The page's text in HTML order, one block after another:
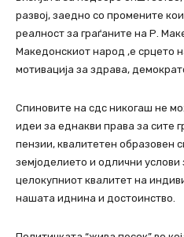
развој, заедно со промените
реалност за граѓаните на Р.
Македонскиот народ ,е срцето
мотивација за здрава,
Спиновите на сдс никогаш не
идеи за еднакви права за сите
пензии, квалитетен образовен
земјоделието и одлични услови
целокупниот квалитет на
нашата иднина и достоинство.